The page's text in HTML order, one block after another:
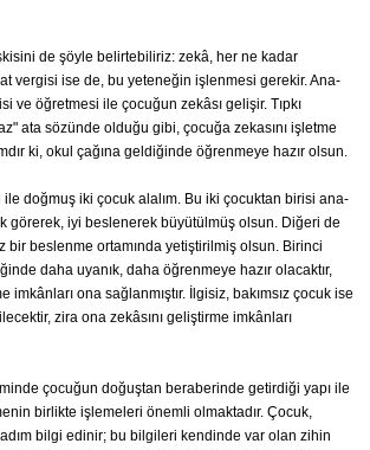
de şöyle belirtebiliriz: zekâ, her ne kadar
vergisi ise de, bu yeteneğin işlenmesi gerekir. Ana-
ve öğretmesi ile çocuğun zekâsı gelişir. Tıpkı
ata sözünde olduğu gibi, çocuğa zekasını işletme
ki, okul çağına geldiğinde öğrenmeye hazır olsun.
ile doğmuş iki çocuk alalım. Bu iki çocuktan birisi ana-
görerek, iyi beslenerek büyütülmüş olsun. Diğeri de
bir beslenme ortamında yetiştirilmiş olsun. Birinci
daha uyanık, daha öğrenmeye hazır olacaktır,
imkânları ona sağlanmıştır. İlgisiz, bakımsız çocuk ise
zira ona zekâsını geliştirme imkânları
çocuğun doğuştan beraberinde getirdiği yapı ile
birlikte işlemeleri önemli olmaktadır. Çocuk,
bilgi edinir; bu bilgileri kendinde var olan zihin